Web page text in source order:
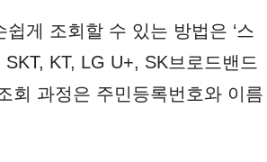
게 조회할 수 있는 방법은 ‘스
KT, LG U+, SK브로드밴드
회 과정은 주민등록번호와 이름